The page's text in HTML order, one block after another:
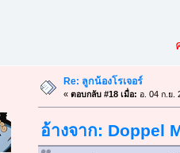
Re: ลูกน้องโรเจอร์
« ตอบกลับ #18 เมื่อ: อ. 04 ก.ย.
อ้างจาก: Doppel